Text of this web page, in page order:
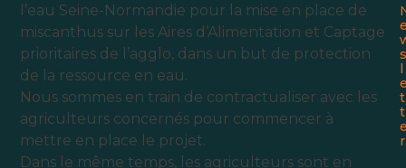
l’eau Seine-Normandie pour la mise en place de
miscanthus sur les Aires d’Alimentation et Captage
prioritaires de l’agglo, dans un but de protection
de la ressource en eau.
Nous sommes en train de contractualiser avec les
agriculteurs concernés pour commencer à
mettre en place le projet.
Dans le même temps, les agriculteurs sont en
s
l
t
t
r